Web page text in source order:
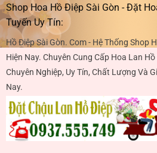
Shop Hoa Hồ Điệp Sài Gòn - Đặt
Tuyến Uy Tín:
Hồ Điệp Sài Gòn. Com - Hệ Thống Shop
Hiện Nay. Chuyên Cung Cấp Hoa Lan
Chuyên Nghiệp, Uy Tín, Chất Lượng Và
Nay.